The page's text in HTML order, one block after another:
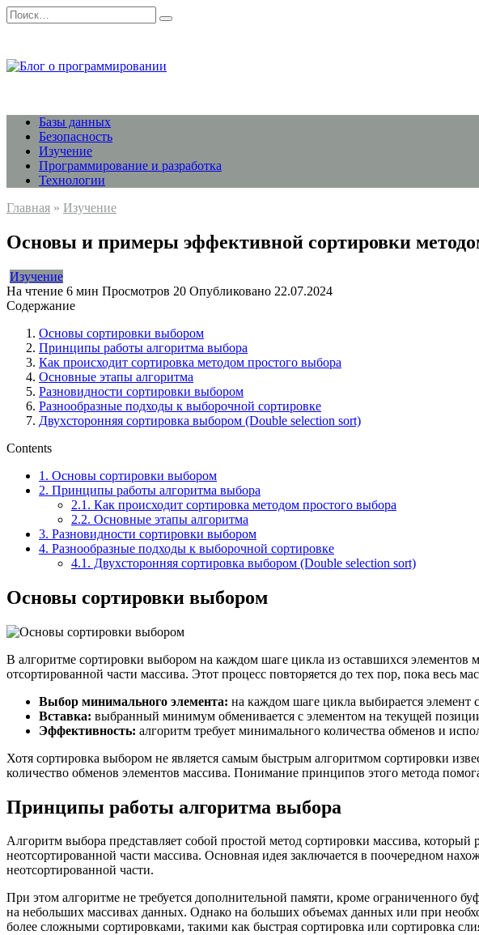
Перейти
к
Search
for:
Базы данных
Безопасность
Изучение
Программирование и разработка
Технологии
Главная » Изучение
Основы и примеры эффективной сортировки
Изучение
На чтение 6 мин Просмотров 20 Опубликовано 22.07.2024
Содержание
Основы сортировки выбором
Принципы работы алгоритма выбора
Как происходит сортировка методом простого выбора
Основные этапы алгоритма
Разновидности сортировки выбором
Разнообразные подходы к выборочной сортировке
Двухсторонняя сортировка выбором (Double selection sort)
Contents
1. Основы сортировки выбором
2. Принципы работы алгоритма выбора
2.1. Как происходит сортировка методом простого выбора
2.2. Основные этапы алгоритма
3. Разновидности сортировки выбором
4. Разнообразные подходы к выборочной сортировке
4.1. Двухсторонняя сортировка выбором (Double selection sort)
Основы сортировки выбором
В алгоритме сортировки выбором на каждом шаге цикла из оставшихся
отсортированной части массива. Этот процесс повторяется до тех пор, пока весь
Выбор минимального элемента: на каждом шаге цикла выбирается элемент
Вставка: выбранный минимум обменивается с элементом на текущей
Эффективность: алгоритм требует минимального количества обменов и
Хотя сортировка выбором не является самым быстрым алгоритмом сортировки
количество обменов элементов массива. Понимание принципов этого метода
Принципы работы алгоритма выбора
Алгоритм выбора представляет собой простой метод сортировки массива,
неотсортированной части массива. Основная идея заключается в поочередном
неотсортированной части.
При этом алгоритме не требуется дополнительной памяти, кроме ограниченного
на небольших массивах данных. Однако на больших объемах данных или при
более сложными сортировками, такими как быстрая сортировка или сортировка